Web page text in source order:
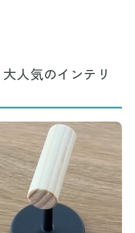
人気のインテリ